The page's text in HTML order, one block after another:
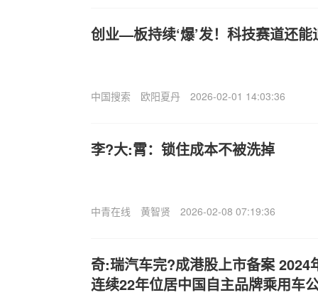
创业—板持续‘爆’发！科技赛道还能
中国搜索 欧阳夏丹 2026-02-01 14:03:36
李?大:霄：锁住成本不被洗掉
中青在线 黄智贤 2026-02-08 07:19:36
奇:瑞汽车完?成港股上市备案 2024
连续22年位居中国自主品牌乘用车